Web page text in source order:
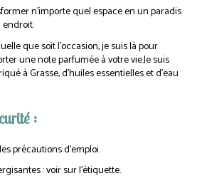
n’importe quel espace en un paradis
endroit.
que soit l’occasion, je suis là pour
une note parfumée à votre vie.Je suis
à Grasse, d’huiles essentielles et d’eau
:
précautions d’emploi.
: voir sur l’étiquette.